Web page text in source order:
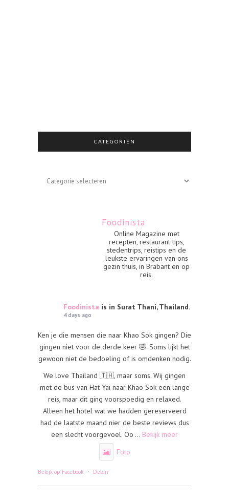
CATEGORIËN
Categoriën
Foodinista
Online Magazine met
recepten, restaurant tips,
stedentrips, reistips en de
leukste ervaringen van ons
gezin thuis, in Brabant en op
reis.
Foodinista is in Surat Thani, Thailand.
4 days ago
Ken je die mensen die naar Khao Sok gingen? Die
gingen niet voor de derde keer 🤣. Soms lijkt het
gewoon niet de bedoeling of is omdenken nodig.
We love Thailand 🇹🇭, maar soms. Wij gingen
met de bus van Hat Yai naar Khao Sok een lange
reis, maar dit ging voorspoedig en relaxed.
Alleen het hotel wat we hadden gereserveerd
had de laatste maand nier de beste reviews dus
een slecht voorgevoel. Oo ... Bekijk meer
Foto
Bekijk op Facebook · Delen